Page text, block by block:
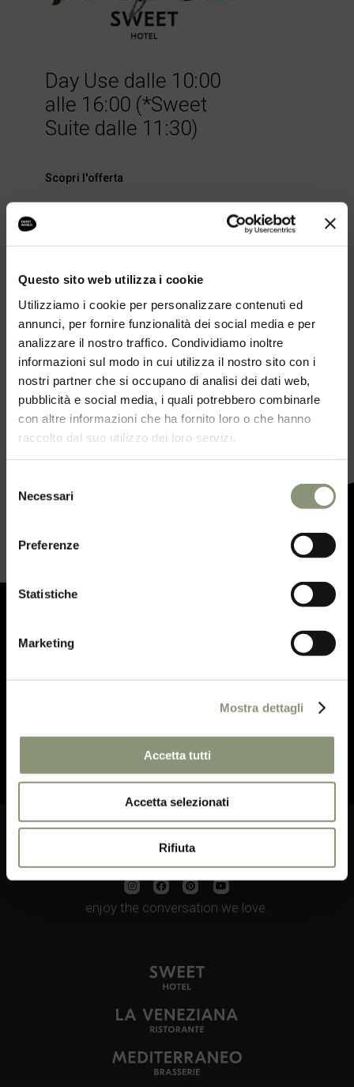
Questo sito web utilizza i cookie
Utilizziamo i cookie per personalizzare contenuti ed
annunci, per fornire funzionalità dei social media e per
analizzare il nostro traffico. Condividiamo inoltre
informazioni sul modo in cui utilizza il nostro sito con i
nostri partner che si occupano di analisi dei dati web,
pubblicità e social media, i quali potrebbero combinarle
con altre informazioni che ha fornito loro o che hanno
raccolto dal suo utilizzo dei loro servizi.
delNecessari
Preferenze
Statistiche
Marketing
Mostra dettagli
Accetta tutti
Accetta selezionati
Rifiuta
Day Use dalle 10:00
alle 16:00 (*Sweet
Suite dalle 11:30)
Scopri l'offerta
BIKE EXPERIENCE 3
GIORNI E 2 NOTTI
Iscriviti alla
per
essere aggiornato sulle nostre attività
e ricevere offerte esclusive.
Food, relax, wine, music, art, awakening:
enjoy the conversation we love.